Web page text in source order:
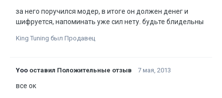
за него поручился модер, в итоге он должен денег и
шифруется, напоминать уже сил нету. будьте блидельны
King Tuning был Продавец
Yoo оставил Положительные отзыв 7 мая, 2013
все ок